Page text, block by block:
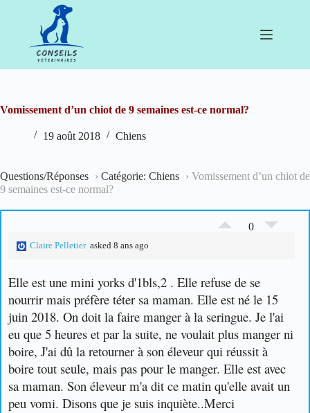
Vomissement d’un chiot de 9 semaines est-ce normal?
19 août 2018 Chiens
Questions/Réponses › Catégorie: Chiens › Vomissement d’un chiot de
9 semaines est-ce normal?
0
Claire Pelletier asked 8 ans ago
Elle est une mini yorks d'1bls,2 . Elle refuse de se
nourrir mais préfère téter sa maman. Elle est né le 15
juin 2018. On doit la faire manger à la seringue. Je l'ai
eu que 5 heures et par la suite, ne voulait plus manger ni
boire, J'ai dû la retourner à son éleveur qui réussit à
boire tout seule, mais pas pour le manger. Elle est avec
sa maman. Son éleveur m'a dit ce matin qu'elle avait un
peu vomi. Disons que je suis inquiète..Merci